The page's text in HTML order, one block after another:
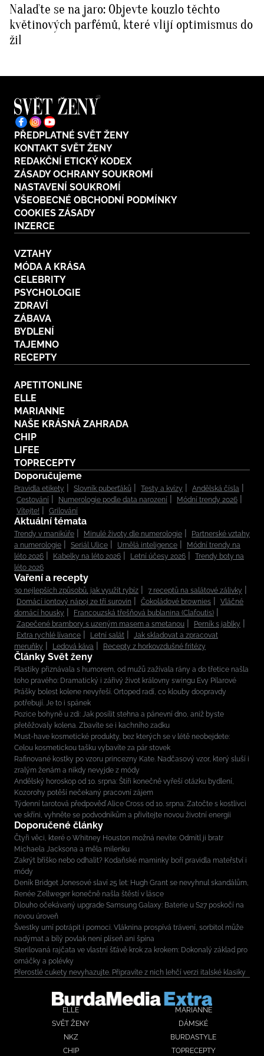
BurdaMedia
Extra
Nalaďte se na jaro: Objevte kouzlo těchto
květinových parfémů, které vlijí optimismus do
žil
PŘEDPLATNÉ SVĚT ŽENY
KONTAKT SVĚT ŽENY
REDAKČNÍ ETICKÝ KODEX
ZÁSADY OCHRANY SOUKROMÍ
NASTAVENÍ SOUKROMÍ
VŠEOBECNÉ OBCHODNÍ PODMÍNKY
COOKIES ZÁSADY
INZERCE
VZTAHY
MÓDA A KRÁSA
CELEBRITY
PSYCHOLOGIE
ZDRAVÍ
ZÁBAVA
BYDLENÍ
TAJEMNO
RECEPTY
APETITONLINE
ELLE
MARIANNE
NAŠE KRÁSNÁ ZAHRADA
CHIP
LIFEE
TOPRECEPTY
Doporučujeme
Pravidla etikety Slovník puberťáků Testy a kvízy
Andělská čísla
Cestování
Numerologie podle data narození
Módní trendy 2026
Vítejte!
Grilování
Aktuální témata
Trendy v manikúře Minulé životy dle numerologie
Partnerské vztahy
a numerologie
Seriál Ulice Umělá inteligence
Módní trendy na
léto 2026
Kabelky na léto 2026 Letní účesy 2026
Trendy boty na
léto 2026
Vaření a recepty
30 nejlepších způsobů, jak využít rybíz
7 receptů na salátové zálivky
Domácí iontový nápoj ze tří surovin
Čokoládové brownies
Vláčné
domácí housky
Francouzská třešňová bublanina (Clafoutis)
Zapečené brambory s uzeným masem a smetanou
Perník s jablky
Extra rychlé lívance
Letní salát
Jak skladovat a zpracovat
meruňky
Ledová káva Recepty z horkovzdušné fritézy
Články Svět ženy
Plastiky přiznávala s humorem, od mužů zažívala rány a do třetice našla
toho pravého: Dramatický i zářivý život královny swingu Evy Pilarové
Prášky bolest kolene nevyřeší. Ortoped radí, co klouby doopravdy
potřebují. Je to i spánek
Pozice bohyně u zdi: Jak posílit stehna a pánevní dno, aniž byste
přetěžovaly kolena. Zbavíte se i kachního zadku
Must-have kosmetické produkty, bez kterých se v létě neobejdete:
Celou kosmetickou tašku vybavíte za pár stovek
Rafinované kostky po vzoru princezny Kate. Nadčasový vzor, který sluší i
zralým ženám a nikdy nevyjde z módy
Andělský horoskop od 10. srpna: Štíři konečně vyřeší otázku bydlení,
Kozorohy potěší nečekaný pracovní zájem
Týdenní tarotová předpověď Alice Cross od 10. srpna: Zatočte s kostlivci
ve skříni, vyhněte se podvodníkům a přivítejte novou životní energii
Doporučené články
Čtyři věci, které o Whitney Houston možná nevíte: Odmítl ji bratr
Michaela Jacksona a měla milenku
Zakrýt bříško nebo odhalit? Kodaňské maminky boří pravidla mateřství i
módy
Deník Bridget Jonesové slaví 25 let: Hugh Grant se nevyhnul skandálům,
Renée Zellweger konečně našla štěstí v lásce
Dlouho očekávaný upgrade Samsung Galaxy: Baterie u S27 poskočí na
novou úroveň
Švestky umí potrápit i pomoci. Vláknina prospívá trávení, sorbitol může
nadýmat a bílý povlak není plíseň ani špína
Sterilovaná rajčata ve vlastní šťávě krok za krokem: Dokonalý základ pro
omáčky a polévky
Přerostlé cukety nevyhazujte. Připravíte z nich lehčí verzi italské klasiky
ELLE
MARIANNE
SVĚT ŽENY
DÁMSKÉ
NKZ
BURDASTYLE
CHIP
TOPRECEPTY